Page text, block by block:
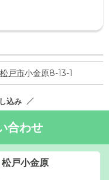
松戸市小金原8-13-1
込み
合わせ
戸小金原